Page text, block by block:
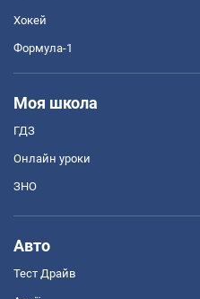
Хокей
Формула-1
Моя школа
ГДЗ
Онлайн уроки
ЗНО
Авто
Тест Драйв